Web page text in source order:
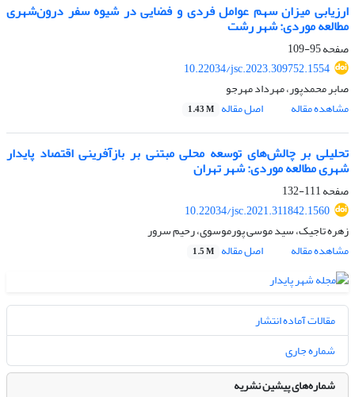
ارزیابی میزان سهم عوامل فردی و فضایی در شیوه سفر درون‌شهری
مطالعه موردی: شهر رشت
صفحه95-109
10.22034/jsc.2023.309752.1554
صابر محمدپور، مهرداد مهرجو
مشاهده مقاله
اصل مقاله 1.43 M
تحلیلی بر چالش‌های توسعه محلی مبتنی بر بازآفرینی اقتصاد پایدار
شهری مطالعه موردی: شهر تهران
صفحه111-132
10.22034/jsc.2021.311842.1560
زهره تاجیک، سید موسی پورموسوی، رحیم سرور
مشاهده مقاله
اصل مقاله 1.5 M
مقالات آماده انتشار
شماره جاری
شماره‌های پیشین نشریه